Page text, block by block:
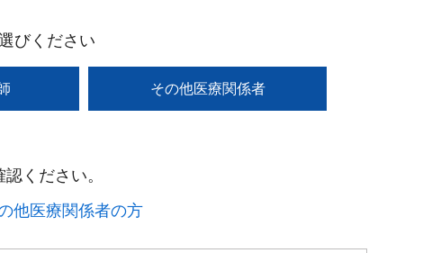
びください
その他医療関係者
ください。​
他医療関係者の方​